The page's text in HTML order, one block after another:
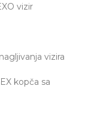
vizir
vizira
kopča sa